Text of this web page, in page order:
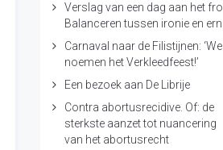
Verslag van een dag aan het
Balanceren tussen ironie en
Carnaval naar de Filistijnen: ‘We
noemen het Verkleedfeest!’
Een bezoek aan De Librije
Contra abortusrecidive. Of: de
sterkste aanzet tot nuancering
van het abortusrecht